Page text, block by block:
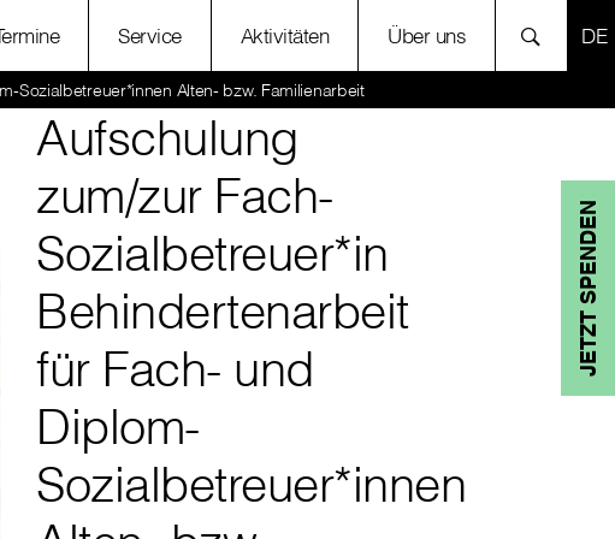
Service Aktivitäten Über uns
Sozialbetreuer*innen Alten- bzw. Familienarbeit
JETZT SPENDEN
Aufschulung
zum/zur Fach-
Sozialbetreuer*in
Behindertenarbeit
für Fach- und
Diplom-
Sozialbetreuer*innen